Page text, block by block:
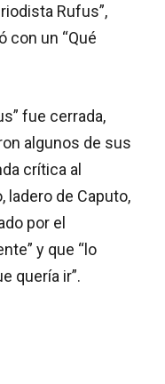
Rufus”,
con un “Qué
fue cerrada,
algunos de sus
crítica al
ladero de Caputo,
por el
y que “lo
quería ir”.